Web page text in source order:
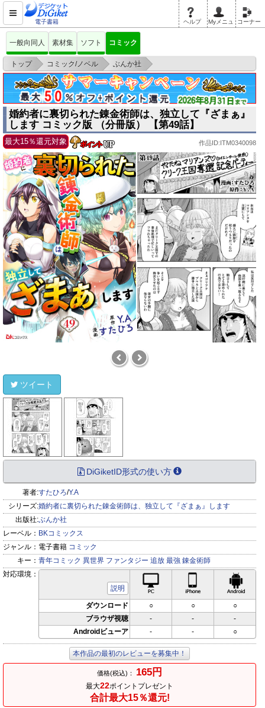
電子書籍 ヘルプ Myメニュ コーナー
一般向同人 素材集 ソフト コミック
トップ > コミック/ノベル > ぶんか社
>
婚約者に裏切られた錬金術師は、独立して『ざまぁ』します コミック版
（分冊版）
婚約者に裏切られた錬金術師は、独立して『ざまぁ』
します コミック版 （分冊版） 【第49話】
最大15％還元対象 作品ID:ITM0340098
ツイート
DiGiketID形式の使い方
著者:すたひろ/Y.A
シリーズ:婚約者に裏切られた錬金術師は、独立して『ざまぁ』します
出版社:ぶんか社
レーベル： BKコミックス
ジャンル： 電子書籍 コミック
キー： 青年コミック 異世界 ファンタジー 追放 最強 錬金術師
対応環境：
説明
iPhone対応
ダウンロード ○ ○
○
ブラウザ視聴
- -
-
Androidビューア
- - ○
本作品の最初のレビューを募集中！
価格(税込)： 165円
最大22ポイントプレゼント
合計最大15％還元!